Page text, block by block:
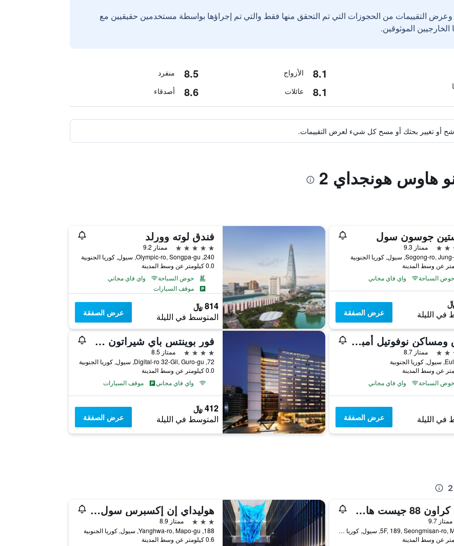
التقييمات من الحجوزات التي تم التحقق منها فقط والتي تم إجراؤها بواسطة مستخدمين حقيقيين مع
8.1 الأزواج 8.5 منفرد
8.1 عائلات 8.6 أصدقاء
أو تغيير بحثك أو مسح كل شيء لعرض التقييمات.
هاوس هونجداي 2
جوسون سول
ممتاز 9.3
حوض السباحة
واي فاي مجاني
في الليلة عرض الصفقة
فندق لوته وورلد
5 نجوم
ممتاز 9.2
240, Olympic-ro, Songpa-gu, سيول, كوريا الجنوبية
0.0 كيلومتر عن وسط المدينة
حوض السباحة
واي فاي مجاني
موقف السيارات
814 ﷼
المتوسط في الليلة عرض الصفقة
فنادق ومساكن نوفوتيل أمباسادور سيول دونغديمون
ممتاز 8.7
حوض السباحة
واي فاي مجاني
في الليلة عرض الصفقة
فور بوينتس باي شيراتون سول، جورو
4 نجوم
ممتاز 8.5
72, Digital-ro 32-Gil, Guro-gu, سيول, كوريا الجنوبية
0.0 كيلومتر عن وسط المدينة
واي فاي مجاني
موقف السيارات
412 ﷼
المتوسط في الليلة عرض الصفقة
سول كراون 88 جيست هاوس - للضيوف الأجانب فقط
2
ممتاز 9.7
5F, 189, Seongmisan-ro, Mapo-gu, سيول, كوريا الجنوبية
هوليداي إن إكسبرس سول هونجداي باي آيتش جي
3 نجوم
ممتاز 8.9
188, Yanghwa-ro, Mapo-gu, سيول, كوريا الجنوبية
0.6 كيلومتر عن وسط المدينة